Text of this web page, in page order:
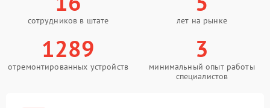
сотрудников в штате лет на рынке
1289
отремонтированных устройств
3
минимальный опыт работы
специалистов